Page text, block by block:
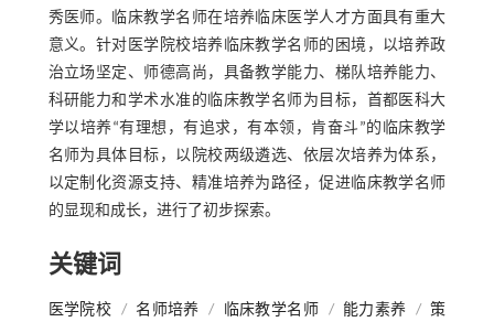
秀医师。临床教学名师在培养临床医学人才方面具有重大
意义。针对医学院校培养临床教学名师的困境，以培养政
治立场坚定、师德高尚，具备教学能力、梯队培养能力、
科研能力和学术水准的临床教学名师为目标，首都医科大
学以培养“有理想，有追求，有本领，肯奋斗”的临床教学
名师为具体目标，以院校两级遴选、依层次培养为体系，
以定制化资源支持、精准培养为路径，促进临床教学名师
的显现和成长，进行了初步探索。
关键词
医学院校 / 名师培养 / 临床教学名师 / 能力素养 / 策